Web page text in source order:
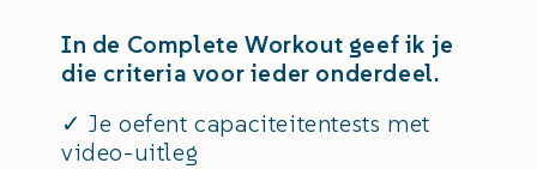
In de Complete Workout geef ik je
die criteria voor ieder onderdeel.
✓ Je oefent capaciteitentests met
video-uitleg